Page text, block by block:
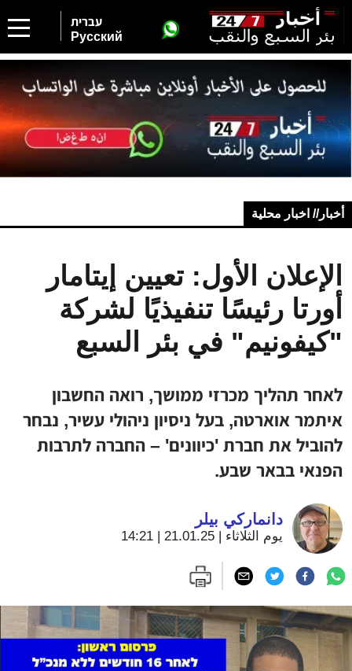
עברית
Русский
أخبار// اخبار محلية
الإعلان الأول: تعيين إيتامار
أورتا رئيسًا تنفيذيًا لشركة
"كيفونيم" في بئر السبع
לאחר תהליך מכרזי ממושך, רואה החשבון
איתמר אוארטה, בעל ניסיון ניהולי עשיר, נבחר
להוביל את חברת 'כיוונים' – החברה לתרבות
הפנאי בבאר שבע.
دانماركي بيلر
يوم الثلاثاء | 21.01.25 | 14:21